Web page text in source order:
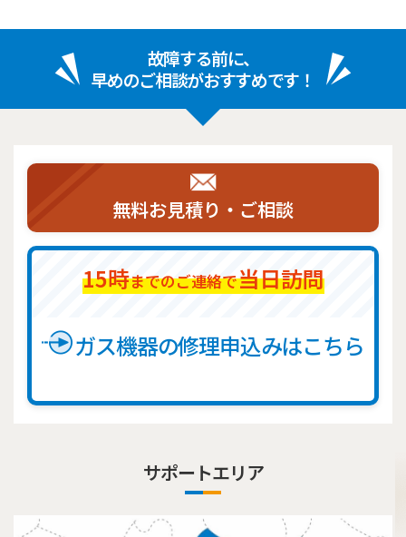
故障する前に、
早めのご相談がおすすめです！
無料お見積り・ご相談
15時までのご連絡で当日訪問
ガス機器の修理申込みはこちら
サポートエリア